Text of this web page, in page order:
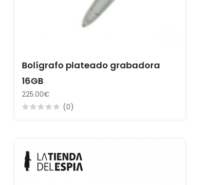
Bolígrafo plateado grabadora
16GB
225.00€
(0)